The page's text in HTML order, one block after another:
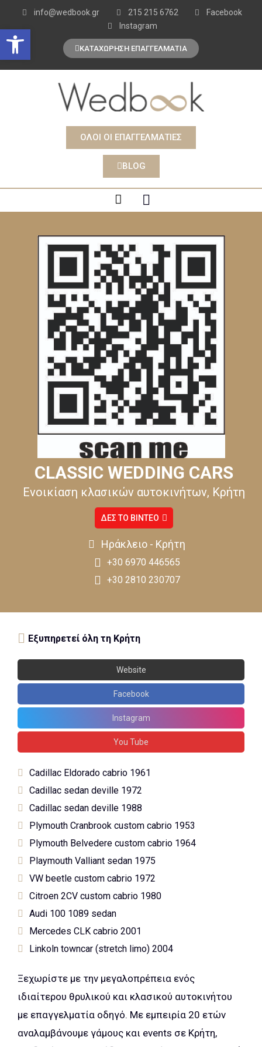
Open toolbar
info@wedbook.gr 215 215 6762
Facebook
Instagram
ΚΑΤΑΧΩΡΗΣΗ ΕΠΑΓΓΕΛΜΑΤΙΑ
ΟΛΟΙ ΟΙ ΕΠΑΓΓΕΛΜΑΤΙΕΣ
BLOG
CLASSIC WEDDING CARS
Ενοικίαση κλασικών αυτοκινήτων, Κρήτη
ΔΕΣ ΤΟ ΒΙΝΤΕΟ
Ηράκλειο - Κρήτη
+30 6970 446565
+30 2810 230707
Εξυπηρετεί όλη τη Κρήτη
Website
Facebook
Instagram
You Tube
Cadillac Eldorado cabrio 1961
Cadillac sedan deville 1972
Cadillac sedan deville 1988
Plymouth Cranbrook custom cabrio 1953
Plymouth Belvedere custom cabrio 1964
Playmouth Valliant sedan 1975
VW beetle custom cabrio 1972
Citroen 2CV custom cabrio 1980
Audi 100 1089 sedan
Mercedes CLK cabrio 2001
Linkoln towncar (stretch limo) 2004
Ξεχωρίστε με την μεγαλοπρέπεια ενός
ιδιαίτερου θρυλικού και κλασικού αυτοκινήτου
με επαγγελματία οδηγό. Με εμπειρία 20 ετών
αναλαμβάνουμε γάμους και events σε Κρήτη,